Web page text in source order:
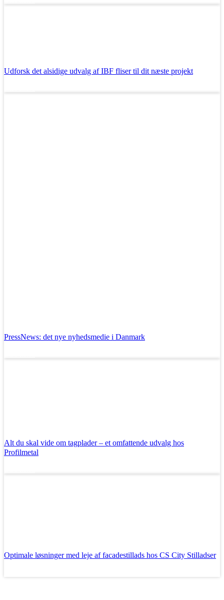
Udforsk det alsidige udvalg af IBF fliser til dit næste projekt
PressNews: det nye nyhedsmedie i Danmark
Alt du skal vide om tagplader – et omfattende udvalg hos
Profilmetal
Optimale løsninger med leje af facadestillads hos CS City Stilladser